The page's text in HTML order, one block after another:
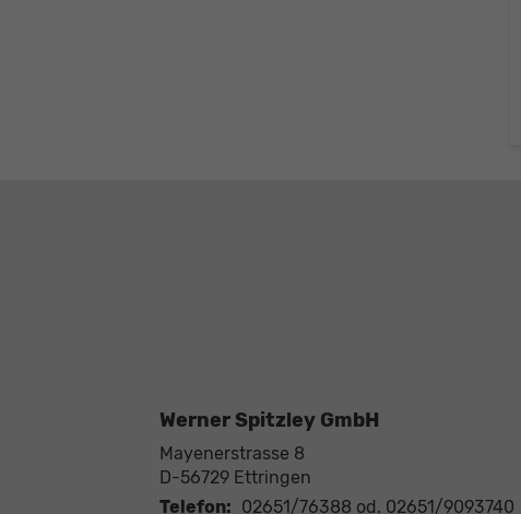
Werner Spitzley GmbH
Mayenerstrasse 8
D-56729 Ettringen
Telefon: 02651/76388 od. 02651/9093740